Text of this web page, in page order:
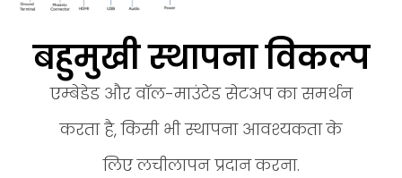
बहुमुखी स्थापना विकल्प
एम्बेडेड और वॉल-माउंटेड सेटअप का समर्थन
करता है, किसी भी स्थापना आवश्यकता के
लिए लचीलापन प्रदान करना.